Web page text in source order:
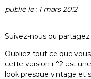
LES
publié le : 1 mars 2012
Suivez-nous ou partagez
Oubliez tout ce que vous
cette version n°2 est
look presque vintage et